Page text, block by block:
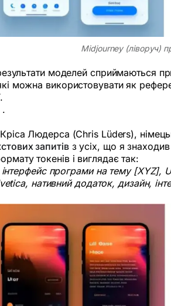
Midjourney (ліворуч)
моделей сприймаються
можна використовувати як
.
Людерса (Chris Lüders),
запитівз усіх, що я знаходив
токенів і виглядає так:
інтерфейс програми на тему
нативний додаток, дизайн,